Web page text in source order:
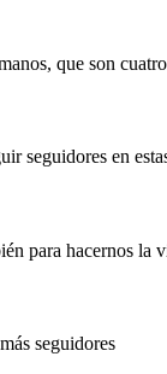
que son
seguidores en
para hacernos la
seguidores